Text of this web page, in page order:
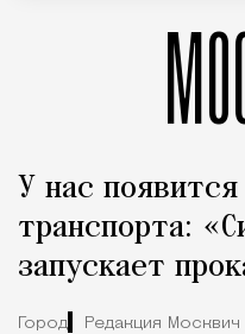
У нас
транспорта:
запускает
Город Редакция Москвич